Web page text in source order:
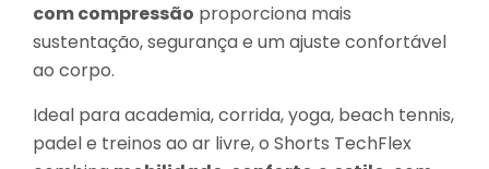
com compressão proporciona mais
sustentação, segurança e um ajuste confortável
ao corpo.
Ideal para academia, corrida, yoga, beach tennis,
padel e treinos ao ar livre, o Shorts TechFlex